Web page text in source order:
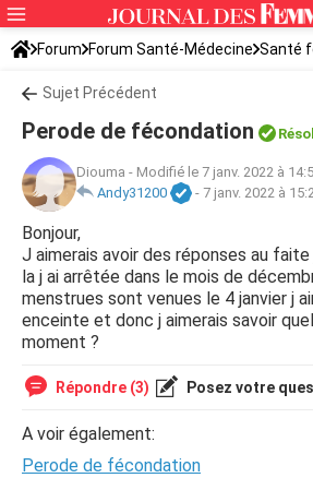
Forum Forum Santé-Médecine Santé
Ovulation
Sujet Précédent
Perode de fécondation
Diouma - Modifié le 7 janv. 2022 à
Andy31200
- 7 janv. 2022 à
Bonjour,
J aimerais avoir des réponses au
la j ai arrêtée dans le mois de
menstrues sont venues le 4 janvier j
enceinte et donc j aimerais savoir
moment ?
Répondre (3) Posez votre
A voir également:
Perode de fécondation